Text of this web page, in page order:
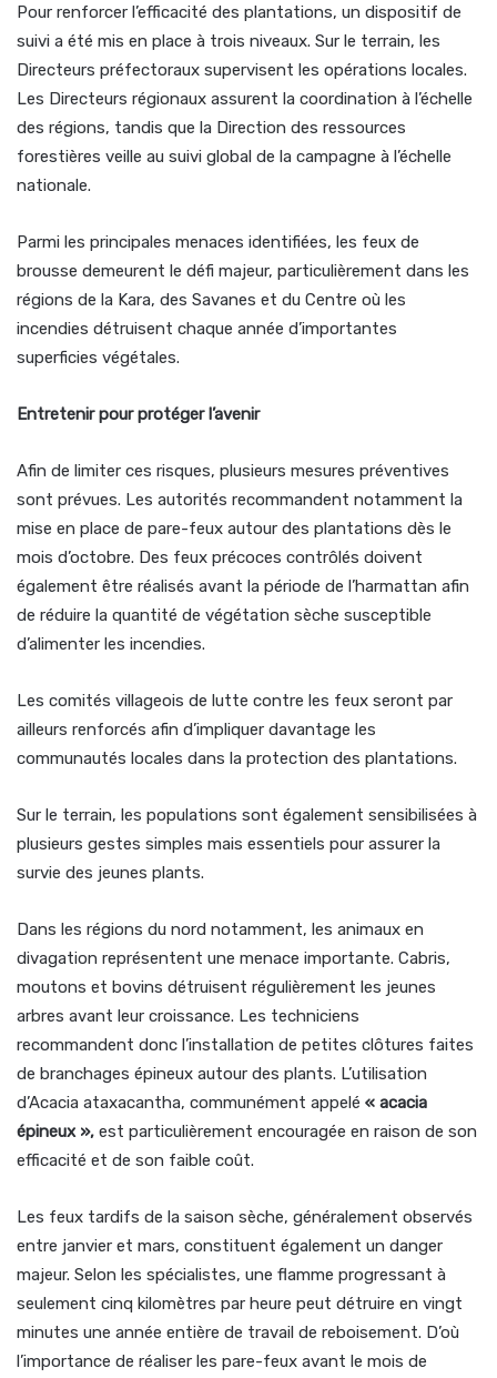
Pour renforcer l’efficacité des plantations, un dispositif de
suivi a été mis en place à trois niveaux. Sur le terrain, les
Directeurs préfectoraux supervisent les opérations locales.
Les Directeurs régionaux assurent la coordination à l’échelle
des régions, tandis que la Direction des ressources
forestières veille au suivi global de la campagne à l’échelle
nationale.
Parmi les principales menaces identifiées, les feux de
brousse demeurent le défi majeur, particulièrement dans les
régions de la Kara, des Savanes et du Centre où les
incendies détruisent chaque année d’importantes
superficies végétales.
Entretenir pour protéger l’avenir
Afin de limiter ces risques, plusieurs mesures préventives
sont prévues. Les autorités recommandent notamment la
mise en place de pare-feux autour des plantations dès le
mois d’octobre. Des feux précoces contrôlés doivent
également être réalisés avant la période de l’harmattan afin
de réduire la quantité de végétation sèche susceptible
d’alimenter les incendies.
Les comités villageois de lutte contre les feux seront par
ailleurs renforcés afin d’impliquer davantage les
communautés locales dans la protection des plantations.
Sur le terrain, les populations sont également sensibilisées à
plusieurs gestes simples mais essentiels pour assurer la
survie des jeunes plants.
Dans les régions du nord notamment, les animaux en
divagation représentent une menace importante. Cabris,
moutons et bovins détruisent régulièrement les jeunes
arbres avant leur croissance. Les techniciens
recommandent donc l’installation de petites clôtures faites
de branchages épineux autour des plants. L’utilisation
d’Acacia ataxacantha, communément appelé « acacia
épineux », est particulièrement encouragée en raison de son
efficacité et de son faible coût.
Les feux tardifs de la saison sèche, généralement observés
entre janvier et mars, constituent également un danger
majeur. Selon les spécialistes, une flamme progressant à
seulement cinq kilomètres par heure peut détruire en vingt
minutes une année entière de travail de reboisement. D’où
l’importance de réaliser les pare-feux avant le mois de